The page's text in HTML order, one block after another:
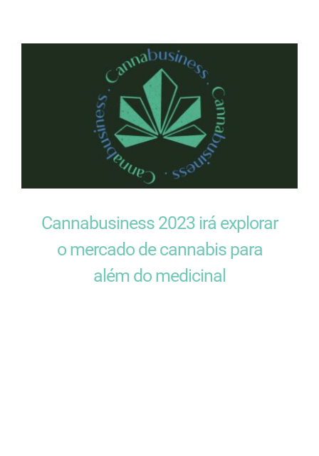
Cannabusiness 2023 irá explorar
o mercado de cannabis para
além do medicinal